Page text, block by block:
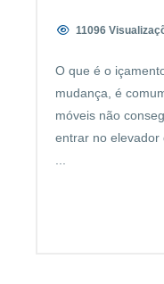
11096
O que é o
mudança, é
móveis não
entrar no elevador